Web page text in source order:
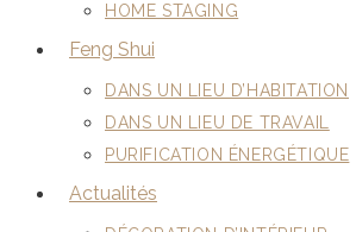
HOME STAGING
Feng Shui
DANS UN LIEU D’HABITATION
DANS UN LIEU DE TRAVAIL
PURIFICATION ÉNERGÉTIQUE
Actualités